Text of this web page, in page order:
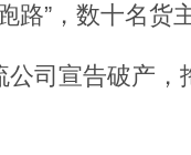
路”，数十名货
司宣告破产，